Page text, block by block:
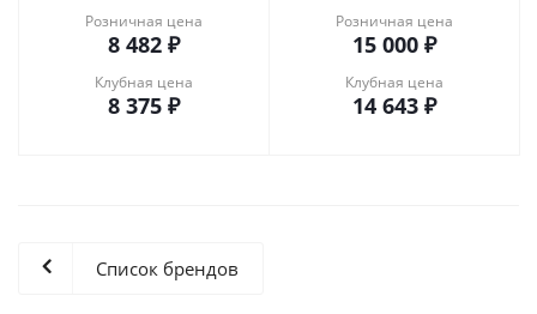
Розничная цена
8 482 ₽
Клубная цена
8 375 ₽
Розничная цена
15 000 ₽
Клубная цена
14 643 ₽
Список брендов